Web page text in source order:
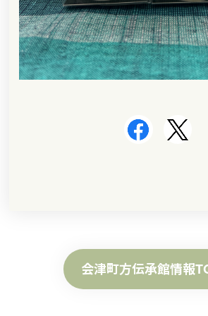
会津町方伝承館情報